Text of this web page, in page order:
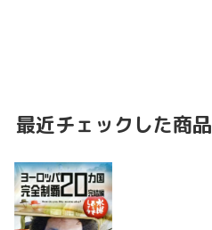
最近チェックした商品